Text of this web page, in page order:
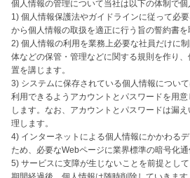
個人情報の管理について当社は以下の体制で個
1) 個人情報保護法やガイドラインに従って必
から個人情報の取扱を適正に行う旨の誓約書を
2) 個人情報の利用を業務上必要な社員だけに
体などの保管・管理などに関する規則を作り
置を講じます。
3) システムに保存されている個人情報につい
利用できるようアカウントとパスワードを用
します。なお、アカウントとパスワードは漏
理します。
4) インターネットによる個人情報にかかわる
ため、必要なWebページに業界標準の暗号化通
5) サービスに支障が生じないことを前提とし